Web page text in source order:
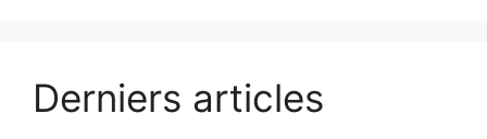
Derniers articles